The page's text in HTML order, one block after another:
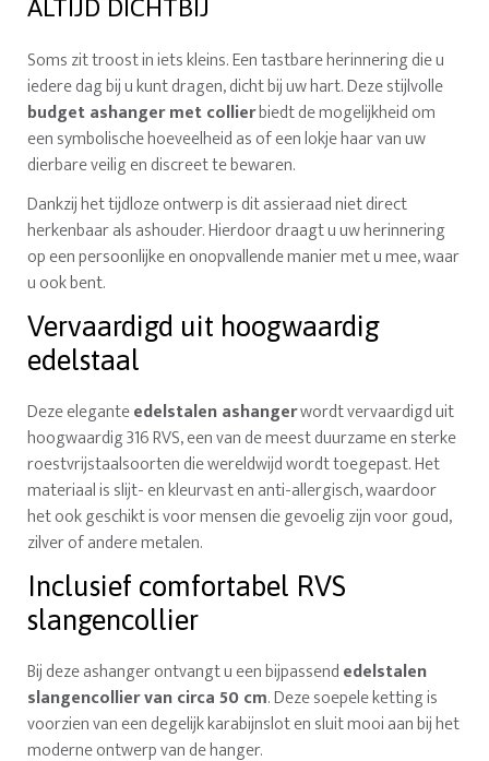
ALTIJD DICHTBIJ
Soms zit troost in iets kleins. Een tastbare herinnering die u
iedere dag bij u kunt dragen, dicht bij uw hart. Deze stijlvolle
budget ashanger met collierbiedt de mogelijkheid om
een symbolische hoeveelheid as of een lokje haar van uw
dierbare veilig en discreet te bewaren.
Dankzij het tijdloze ontwerp is dit assieraad niet direct
herkenbaar als ashouder. Hierdoor draagt u uw herinnering
op een persoonlijke en onopvallende manier met u mee, waar
u ook bent.
Vervaardigd uit hoogwaardig
edelstaal
Deze eleganteedelstalen ashangerwordt vervaardigd uit
hoogwaardig 316 RVS, een van de meest duurzame en sterke
roestvrijstaalsoorten die wereldwijd wordt toegepast. Het
materiaal is slijt- en kleurvast en anti-allergisch, waardoor
het ook geschikt is voor mensen die gevoelig zijn voor goud,
zilver of andere metalen.
Inclusief comfortabel RVS
slangencollier
Bij deze ashanger ontvangt u een bijpassendedelstalen
slangencollier van circa 50 cm. Deze soepele ketting is
voorzien van een degelijk karabijnslot en sluit mooi aan bij het
moderne ontwerp van de hanger.